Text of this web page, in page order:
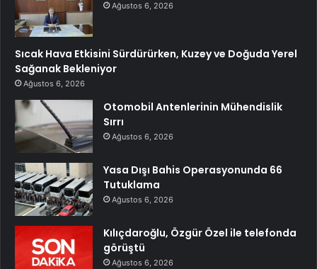
Ağustos 6, 2026
Sıcak Hava Etkisini Sürdürürken, Kuzey ve Doğuda Yerel
Sağanak Bekleniyor
Ağustos 6, 2026
Otomobil Antenlerinin Mühendislik
Sırrı
Ağustos 6, 2026
Yasa Dışı Bahis Operasyonunda 66
Tutuklama
Ağustos 6, 2026
Kılıçdaroğlu, Özgür Özel ile telefonda
görüştü
Ağustos 6, 2026